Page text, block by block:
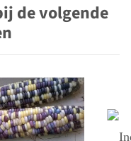
de volgende